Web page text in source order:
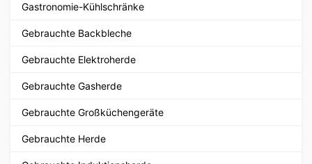
Gastronomie-Kühlschränke
Gebrauchte Backbleche
Gebrauchte Elektroherde
Gebrauchte Gasherde
Gebrauchte Großküchengeräte
Gebrauchte Herde